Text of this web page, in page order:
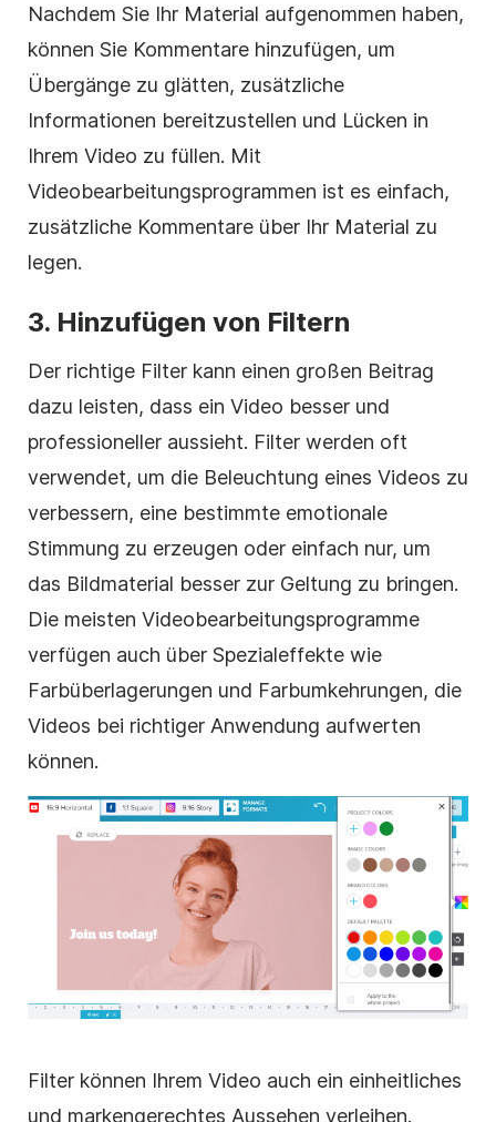
Nachdem Sie Ihr Material aufgenommen haben,
können Sie Kommentare hinzufügen, um
Übergänge zu glätten, zusätzliche
Informationen bereitzustellen und Lücken in
Ihrem Video zu füllen. Mit
Videobearbeitungsprogrammen ist es einfach,
zusätzliche Kommentare über Ihr Material zu
legen.
3. Hinzufügen von Filtern
Der richtige Filter kann einen großen Beitrag
dazu leisten, dass ein Video besser und
professioneller aussieht. Filter werden oft
verwendet, um die Beleuchtung eines Videos zu
verbessern, eine bestimmte emotionale
Stimmung zu erzeugen oder einfach nur, um
das Bildmaterial besser zur Geltung zu bringen.
Die meisten Videobearbeitungsprogramme
verfügen auch über Spezialeffekte wie
Farbüberlagerungen und Farbumkehrungen, die
Videos bei richtiger Anwendung aufwerten
können.
Filter können Ihrem Video auch ein einheitliches
und markengerechtes Aussehen verleihen.